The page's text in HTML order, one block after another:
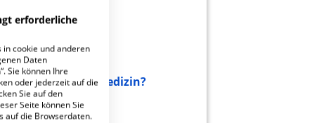
für Allgemeinmedizin?
erforderliche
cookie und anderen
Daten
Sie können Ihre
oder jederzeit auf die
Sie auf den
Seite können Sie
auf die Browserdaten.